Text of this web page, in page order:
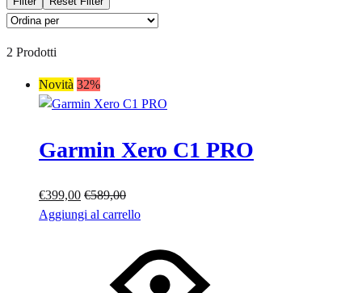
2 Prodotti
Novità 32%
Garmin Xero C1 PRO
€399,00 €589,00
Aggiungi al carrello